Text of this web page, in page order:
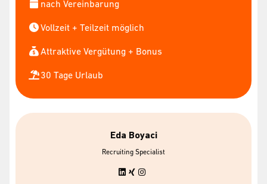
nach Vereinbarung
Vollzeit + Teilzeit möglich
Attraktive Vergütung + Bonus
30 Tage Urlaub
Eda Boyaci
Recruiting Specialist